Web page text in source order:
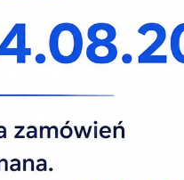
i damskich.
Zapach 273